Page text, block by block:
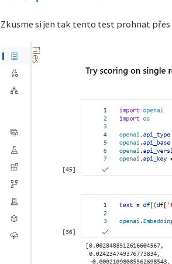
Zkusme si jen tak tento test prohnat přes